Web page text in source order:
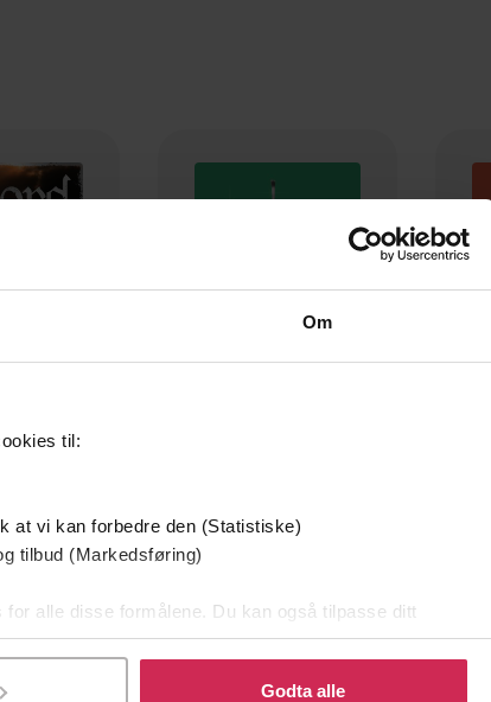
Om
til:
at vi kan forbedre den (Statistiske)
tilbud (Markedsføring)
alle disse formålene. Du kan også tilpasse ditt
som helst trekke tilbake eller endre ditt samtykke.
Godta alle
Justice
Christian Cameron